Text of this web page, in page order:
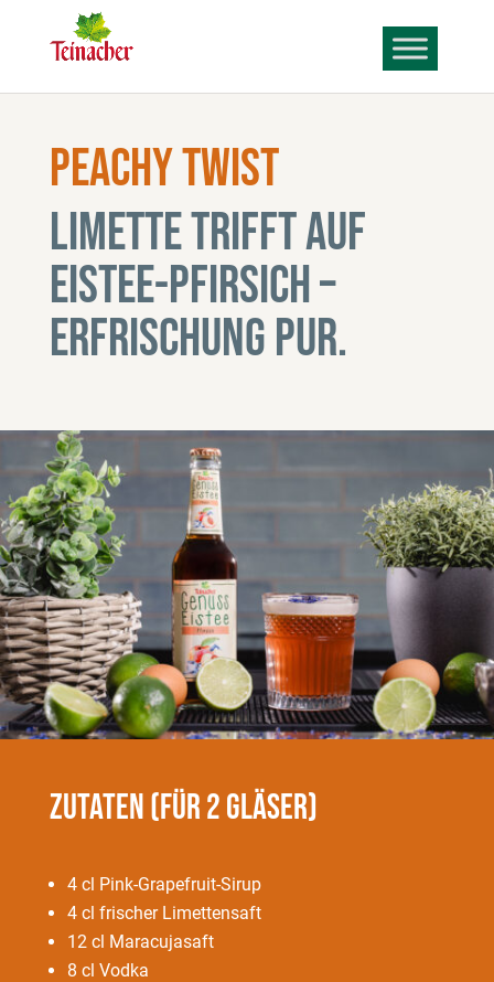
Peachy Twist
Limette trifft auf
Eistee-Pfirsich –
Erfrischung Pur.
Zutaten (für 2 Gläser)
4 cl Pink-Grapefruit-Sirup
4 cl frischer Limettensaft
12 cl Maracujasaft
8 cl Vodka